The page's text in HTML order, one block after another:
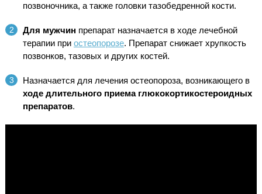
позвоночника, а также головки тазобедренной кости.
Для мужчин препарат назначается в ходе лечебной
терапии при остеопорозе. Препарат снижает хрупкость
позвонков, тазовых и других костей.
Назначается для лечения остеопороза, возникающего в
ходе длительного приема глюкокортикостероидных
препаратов.